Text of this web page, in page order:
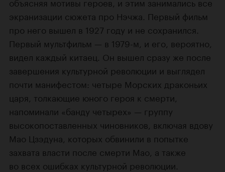
экранизации сюжета про Нэчжа. Первый фильм
про него вышел в 1927 году и не сохранился.
Первый мультфильм — в 1979-м, и его, вероятно,
видел каждый китаец. Он вышел сразу же после
завершения культурной революции и выглядел
почти манифестом: четыре Морских драконьих
царя, толкающие юного героя к смерти,
напоминали «банду четырех» — группу
высокопоставленных чиновников, включая вдову
Мао Цзэдуна, которых обвинили в попытке
захвата власти после смерти Мао, а также
во всех ошибках культурной революции.